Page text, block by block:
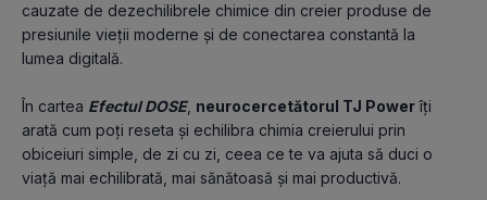
cauzate de dezechilibrele chimice din creier produse de
presiunile vieții moderne și de conectarea constantă la
lumea digitală.
În cartea Efectul DOSE, neurocercetătorul TJ Power îți
arată cum poți reseta și echilibra chimia creierului prin
obiceiuri simple, de zi cu zi, ceea ce te va ajuta să duci o
viață mai echilibrată, mai sănătoasă și mai productivă.